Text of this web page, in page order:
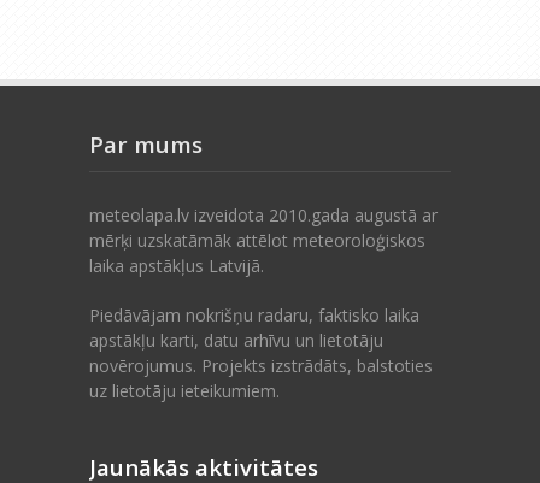
Par mums
meteolapa.lv izveidota 2010.gada augustā ar
mērķi uzskatāmāk attēlot meteoroloģiskos
laika apstākļus Latvijā.
Piedāvājam nokrišņu radaru, faktisko laika
apstākļu karti, datu arhīvu un lietotāju
novērojumus. Projekts izstrādāts, balstoties
uz lietotāju ieteikumiem.
Jaunākās aktivitātes